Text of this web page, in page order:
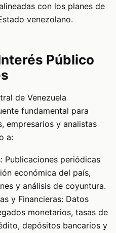
con los planes de
venezolano.
Público
de Venezuela
fundamental para
empresarios y analistas
a:
Publicaciones periódicas
económica del país,
y análisis de coyuntura.
y Financieras: Datos
monetarios, tasas de
depósitos bancarios y